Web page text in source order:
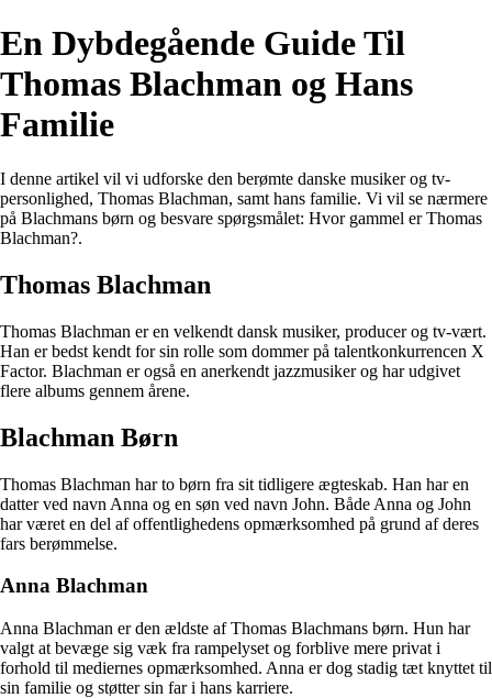
En Dybdegående Guide Til
Thomas Blachman og Hans
Familie
I denne artikel vil vi udforske den berømte danske musiker og tv-
personlighed, Thomas Blachman, samt hans familie. Vi vil se nærmere
på Blachmans børn og besvare spørgsmålet: Hvor gammel er Thomas
Blachman?.
Thomas Blachman
Thomas Blachman er en velkendt dansk musiker, producer og tv-vært.
Han er bedst kendt for sin rolle som dommer på talentkonkurrencen X
Factor. Blachman er også en anerkendt jazzmusiker og har udgivet
flere albums gennem årene.
Blachman Børn
Thomas Blachman har to børn fra sit tidligere ægteskab. Han har en
datter ved navn Anna og en søn ved navn John. Både Anna og John
har været en del af offentlighedens opmærksomhed på grund af deres
fars berømmelse.
Anna Blachman
Anna Blachman er den ældste af Thomas Blachmans børn. Hun har
valgt at bevæge sig væk fra rampelyset og forblive mere privat i
forhold til mediernes opmærksomhed. Anna er dog stadig tæt knyttet til
sin familie og støtter sin far i hans karriere.